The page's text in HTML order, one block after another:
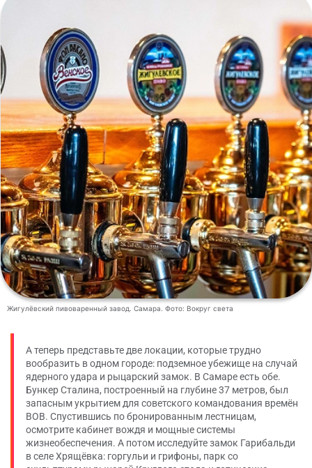
Жигулёвский пивоваренный завод. Самара. Фото: Вокруг света
А теперь представьте две локации, которые трудно
вообразить в одном городе: подземное убежище на случай
ядерного удара и рыцарский замок. В Самаре есть обе.
Бункер Сталина, построенный на глубине 37 метров, был
запасным укрытием для советского командования времён
ВОВ. Спустившись по бронированным лестницам,
осмотрите кабинет вождя и мощные системы
жизнеобеспечения. А потом исследуйте замок Гарибальди
в селе Хрящёвка: горгульи и грифоны, парк со